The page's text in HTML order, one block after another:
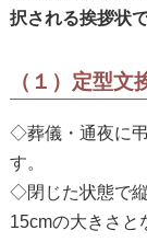
択される挨拶状で
（１）定型文
◇葬儀・通夜に
す。
◇閉じた状態で
15cmの大きさと